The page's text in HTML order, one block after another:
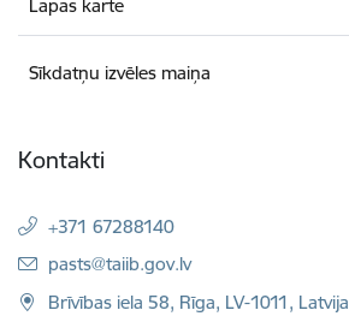
Lapas karte
Sīkdatņu izvēles maiņa
Kontakti
+371 67288140
E-pasts:
pasts@taiib.gov.lv
Brīvības iela 58, Rīga, LV-1011, Latvija